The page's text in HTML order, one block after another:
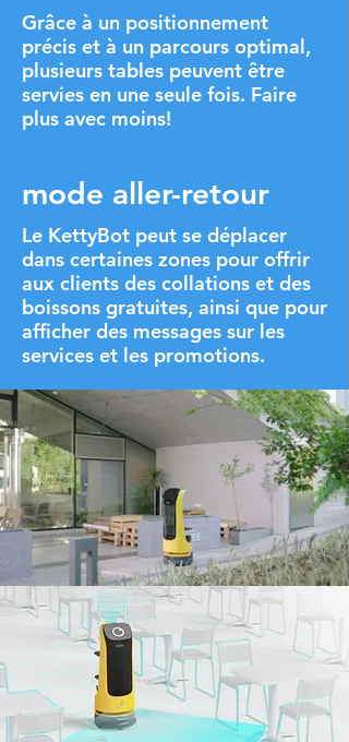
Grâce à un positionnement
précis et à un parcours optimal,
plusieurs tables peuvent être
servies en une seule fois. Faire
plus avec moins!
mode aller-retour
Le KettyBot peut se déplacer
dans certaines zones pour offrir
aux clients des collations et des
boissons gratuites, ainsi que pour
afficher des messages sur les
services et les promotions.